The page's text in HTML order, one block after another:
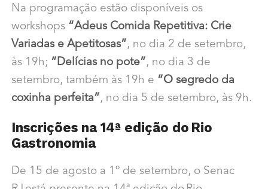
Na programação estão disponíveis os
workshops “Adeus Comida Repetitiva: Crie
Variadas e Apetitosas” , no dia 2 de setembro,
às 19h; “Delícias no pote” , no dia 3 de
setembro, também às 19h e “O segredo da
coxinha perfeita” , no dia 5 de setembro, às 9h.
Inscrições na 14ª edição do Rio
Gastronomia
De 15 de agosto a 1º de setembro, o Senac